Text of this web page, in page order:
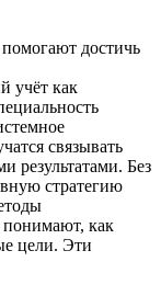
достичь
учёт как
связывать
результатами. Без
стратегию
как
цели. Эти